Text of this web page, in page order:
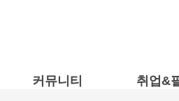
커뮤니티 취업&